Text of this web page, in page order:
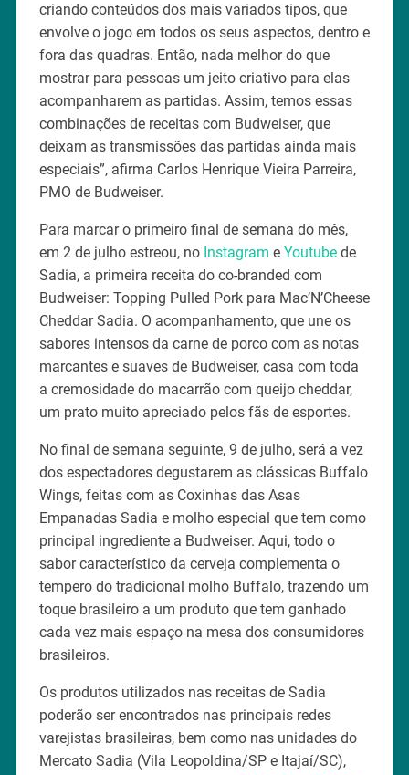
criando conteúdos dos mais variados tipos, que
envolve o jogo em todos os seus aspectos, dentro e
fora das quadras. Então, nada melhor do que
mostrar para pessoas um jeito criativo para elas
acompanharem as partidas. Assim, temos essas
combinações de receitas com Budweiser, que
deixam as transmissões das partidas ainda mais
especiais”, afirma Carlos Henrique Vieira Parreira,
PMO de Budweiser.
Para marcar o primeiro final de semana do mês,
em 2 de julho estreou, no Instagram e Youtube de
Sadia, a primeira receita do co-branded com
Budweiser: Topping Pulled Pork para Mac’N’Cheese
Cheddar Sadia. O acompanhamento, que une os
sabores intensos da carne de porco com as notas
marcantes e suaves de Budweiser, casa com toda
a cremosidade do macarrão com queijo cheddar,
um prato muito apreciado pelos fãs de esportes.
No final de semana seguinte, 9 de julho, será a vez
dos espectadores degustarem as clássicas Buffalo
Wings, feitas com as Coxinhas das Asas
Empanadas Sadia e molho especial que tem como
principal ingrediente a Budweiser. Aqui, todo o
sabor característico da cerveja complementa o
tempero do tradicional molho Buffalo, trazendo um
toque brasileiro a um produto que tem ganhado
cada vez mais espaço na mesa dos consumidores
brasileiros.
Os produtos utilizados nas receitas de Sadia
poderão ser encontrados nas principais redes
varejistas brasileiras, bem como nas unidades do
Mercato Sadia (Vila Leopoldina/SP e Itajaí/SC),